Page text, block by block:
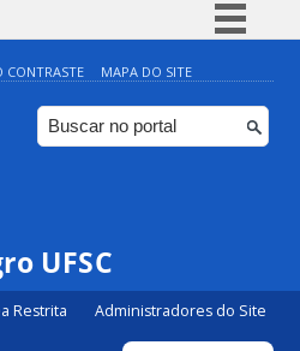
Simplifique!
Comunica BR
Participe
CONTRASTE MAPA DO SITE
UFSC
Restrita Administradores do Site